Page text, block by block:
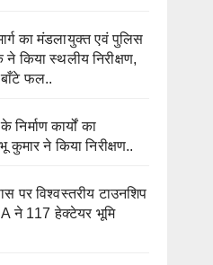
का मंडलायुक्त एवं पुलिस
ने किया स्थलीय निरीक्षण,
फल..
निर्माण कार्यों का
कुमार ने किया निरीक्षण..
पर विश्वस्तरीय टाउनशिप
ने 117 हेक्टेयर भूमि